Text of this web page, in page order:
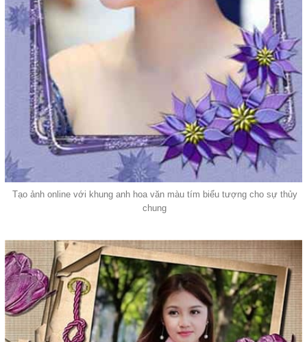
Tạo ảnh online với khung anh hoa văn màu tím biểu tượng cho sự thủy
chung